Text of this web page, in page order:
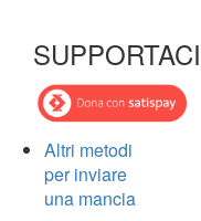
SUPPORTACI
Altri metodi
per inviare
una mancia